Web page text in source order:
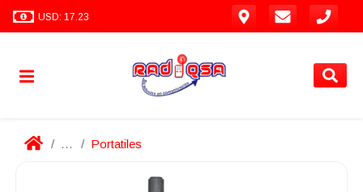
USD: 17.23
... Portatiles